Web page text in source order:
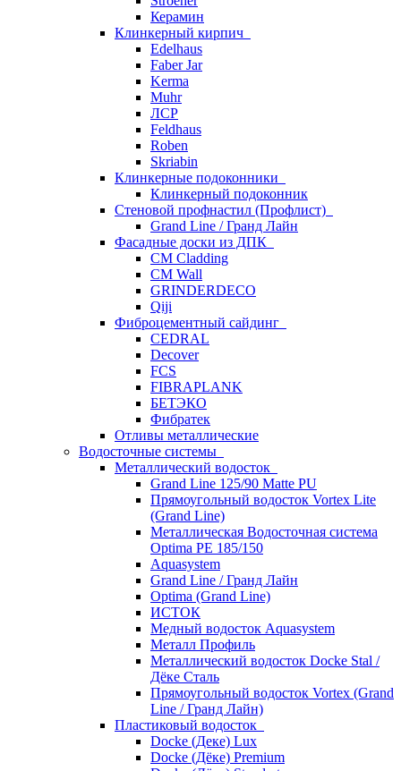
Керамин
Клинкерный кирпич
Edelhaus
Faber Jar
Kerma
Muhr
ЛСР
Feldhaus
Roben
Skriabin
Клинкерные подоконники
Клинкерный подоконник
Стеновой профнастил (Профлист)
Grand Line / Гранд Лайн
Фасадные доски из ДПК
CM Cladding
CM Wall
GRINDERDECO
Qiji
Фиброцементный сайдинг
CEDRAL
Decover
FCS
FIBRAPLANK
БЕТЭКО
Фибратек
Отливы металлические
Водосточные системы
Металлический водосток
Grand Line 125/90 Matte PU
Прямоугольный водосток Vortex Lite
(Grand Line)
Металлическая Водосточная система
Optima PE 185/150
Aquasystem
Grand Line / Гранд Лайн
Optima (Grand Line)
ИСТОК
Медный водосток Aquasystem
Металл Профиль
Металлический водосток Docke Stal /
Дёке Сталь
Прямоугольный водосток Vortex (Grand
Line / Гранд Лайн)
Пластиковый водосток
Docke (Деке) Lux
Docke (Дёке) Premium